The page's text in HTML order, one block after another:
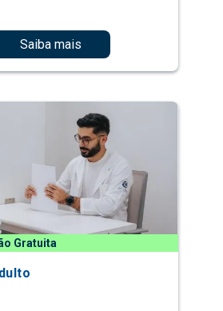
Saiba mais
Gratuita